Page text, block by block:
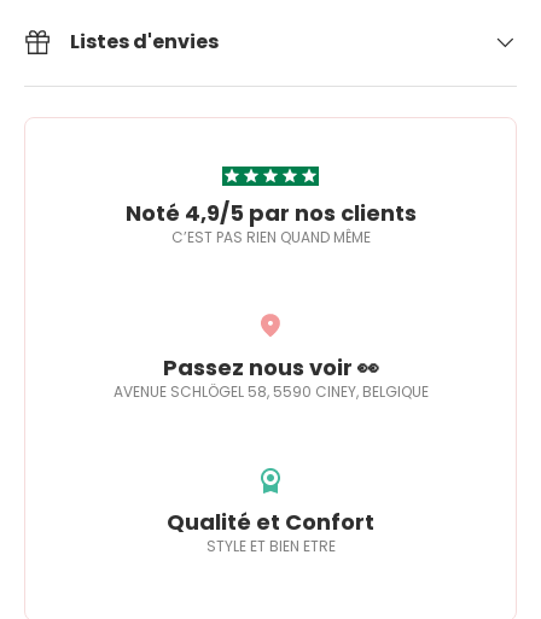
Listes d'envies
Noté 4,9/5 par nos clients
C’EST PAS RIEN QUAND MÊME
Passez nous voir 👀
AVENUE SCHLÖGEL 58, 5590 CINEY, BELGIQUE
Qualité et Confort
STYLE ET BIEN ETRE